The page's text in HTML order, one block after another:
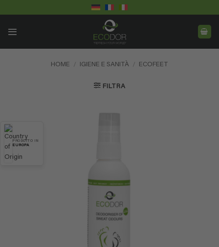
ai
HOME / IGIENE E SANITÀ / ECOFEET
FILTRA
PRODOTTO IN
EUROPA